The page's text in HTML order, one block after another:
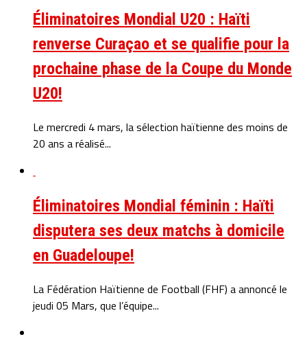
Éliminatoires Mondial U20 : Haïti
renverse Curaçao et se qualifie pour la
prochaine phase de la Coupe du Monde
U20!
Le mercredi 4 mars, la sélection haïtienne des moins de
20 ans a réalisé...
Éliminatoires Mondial féminin : Haïti
disputera ses deux matchs à domicile
en Guadeloupe!
La Fédération Haïtienne de Football (FHF) a annoncé le
jeudi 05 Mars, que l’équipe...